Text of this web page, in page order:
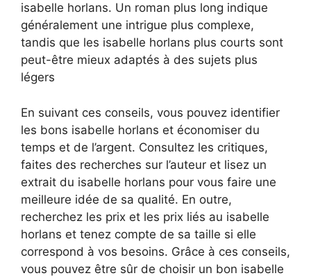
isabelle horlans. Un roman plus long indique
généralement une intrigue plus complexe,
tandis que les isabelle horlans plus courts sont
peut-être mieux adaptés à des sujets plus
légers
En suivant ces conseils, vous pouvez identifier
les bons isabelle horlans et économiser du
temps et de l’argent. Consultez les critiques,
faites des recherches sur l’auteur et lisez un
extrait du isabelle horlans pour vous faire une
meilleure idée de sa qualité. En outre,
recherchez les prix et les prix liés au isabelle
horlans et tenez compte de sa taille si elle
correspond à vos besoins. Grâce à ces conseils,
vous pouvez être sûr de choisir un bon isabelle